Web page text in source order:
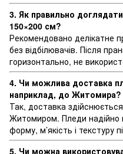
3. Як правильно
150×200 см?
Рекомендовано делікатне
без відбілювачів. Після
горизонтально, не
4. Чи можлива доставка
наприклад, до Житомира?
Так, доставка
Житомиром. Пледи надійно
форму, м’якість і текстуру
5. Чи можна